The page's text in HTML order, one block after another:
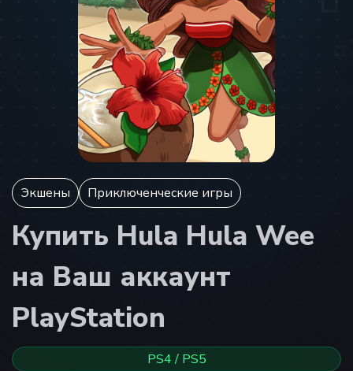
Экшены Приключенческие игры
Купить Hula Hula Wee
на Ваш аккаунт
PlayStation
PS4 / PS5